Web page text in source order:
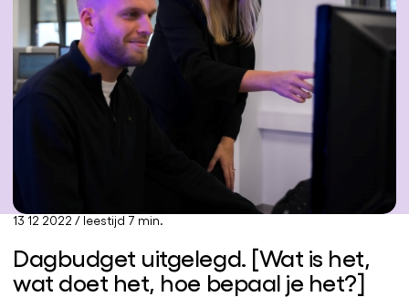
13 12 2022 / leestijd 7 min.
Dagbudget uitgelegd. [Wat is het,
wat doet het, hoe bepaal je het?]